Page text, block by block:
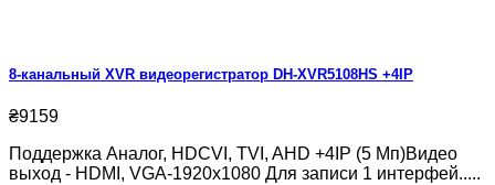
8-канальный XVR видеорегистратор DH-XVR5108HS +4IP
₴9159
Поддержка Аналог, HDCVI, TVI, AHD +4IP (5 Мп)Видео
выход - HDMI, VGA-1920x1080 Для записи 1 интерфей.....